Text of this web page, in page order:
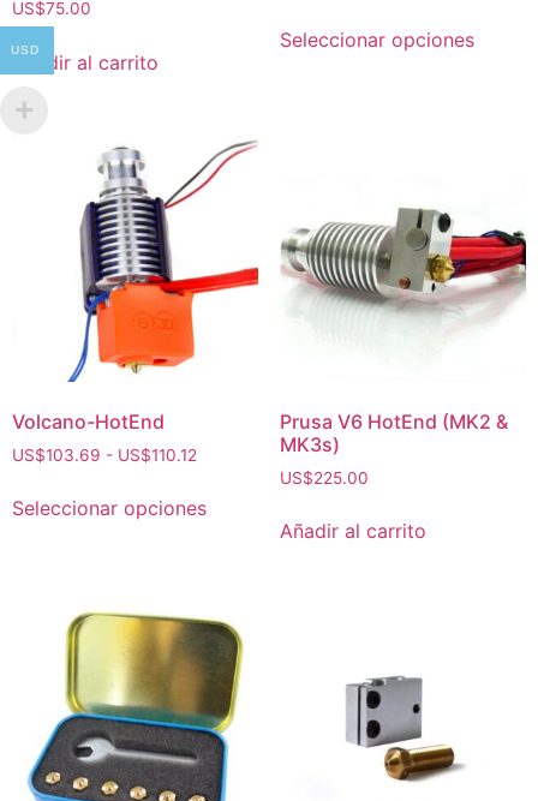
US$75.00
Añadir al carrito
Seleccionar opciones
Volcano-HotEnd
US$103.69 - US$110.12
Seleccionar opciones
Prusa V6 HotEnd (MK2 &
MK3s)
US$225.00
Añadir al carrito
USD